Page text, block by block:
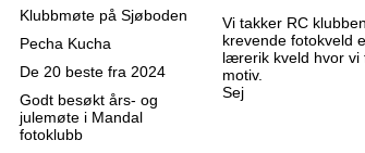
Klubbmøte på Sjøboden
Pecha Kucha
De 20 beste fra 2024
Godt besøkt års- og
julemøte i Mandal
fotoklubb
Vi takker RC
krevende fotokveld
lærerik kveld hvor vi
motiv.
Sej